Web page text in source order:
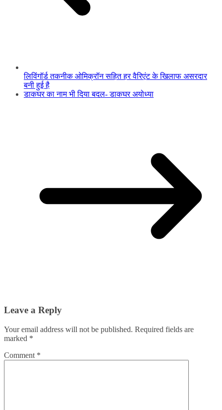
लिविंगॉर्ड तकनीक ओमिक्रॉन सहित हर वैरिएंट के खिलाफ असरदार
बनी हुई है
डाकघर का नाम भी दिया बदल- डाकघर अयोध्या
Leave a Reply
Your email address will not be published. Required fields are
marked *
Comment *